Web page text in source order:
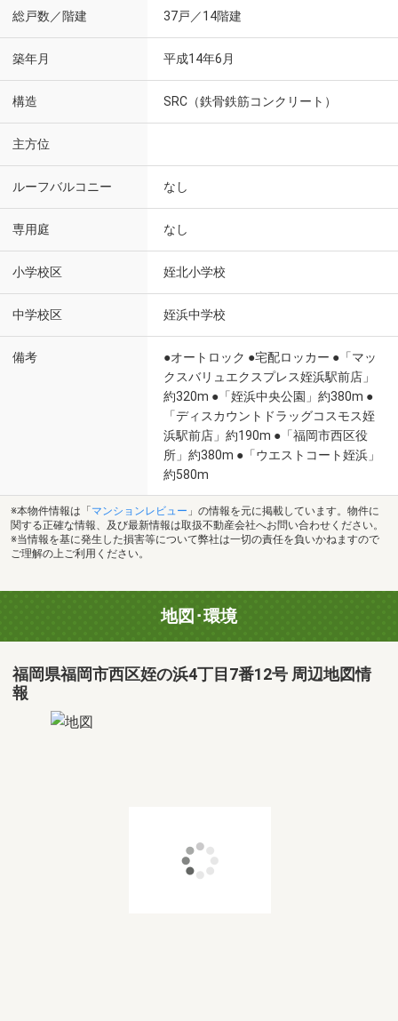
総戸数／階建 37戸／14階建
築年月 平成14年6月
構造 SRC（鉄骨鉄筋コンクリート）
主方位
ルーフバルコニー なし
専用庭 なし
小学校区 姪北小学校
中学校区 姪浜中学校
備考
●オートロック ●宅配ロッカー ●「マッ
クスバリュエクスプレス姪浜駅前店」
約320m ●「姪浜中央公園」約380m ●
「ディスカウントドラッグコスモス姪
浜駅前店」約190m ●「福岡市西区役
所」約380m ●「ウエストコート姪浜」
約580m
※本物件情報は「 マンションレビュー 」の情報を元に掲載しています。物件に
関する正確な情報、及び最新情報は取扱不動産会社へお問い合わせください。
※当情報を基に発生した損害等について弊社は一切の責任を負いかねますので
ご理解の上ご利用ください。
地図･環境
福岡県福岡市西区姪の浜4丁目7番12号 周辺地図情
報